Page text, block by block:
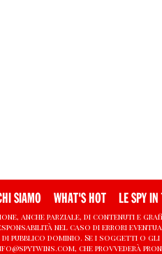
SIAMO WHAT'S HOT LE SPY IN
anche parziale, di contenuti e
nel caso di errori
di pubblico dominio. Se i soggetti
che provvederà